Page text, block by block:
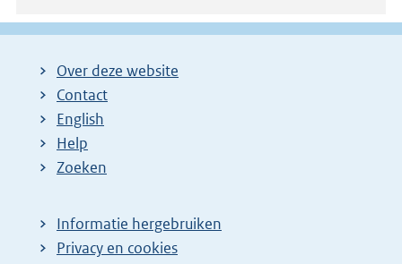
Over deze website
Contact
English
Help
Zoeken
Informatie hergebruiken
Privacy en cookies